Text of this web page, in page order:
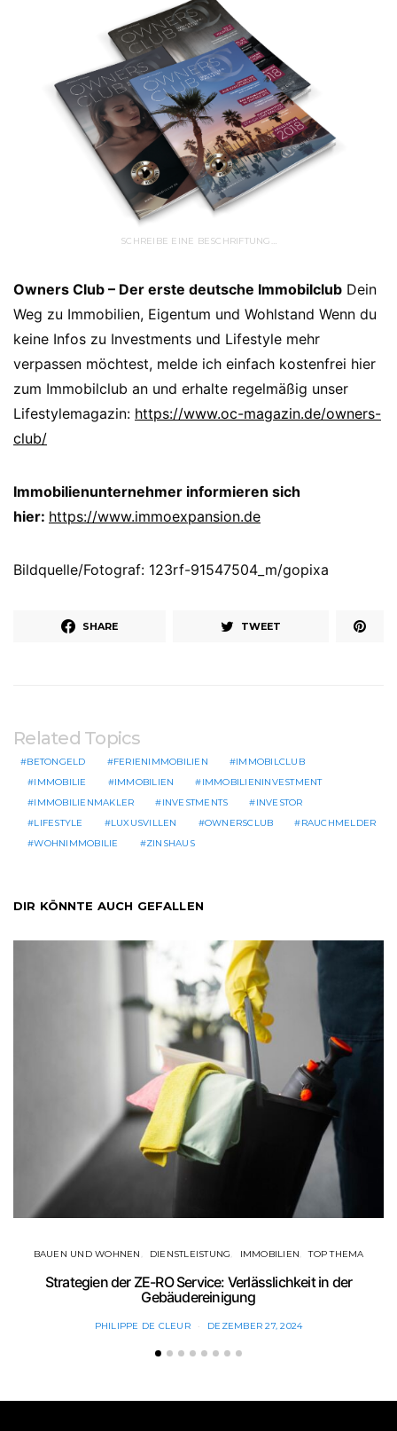
SCHREIBE EINE BESCHRIFTUNG…
Owners Club – Der erste deutsche Immobilclub Dein
Weg zu Immobilien, Eigentum und Wohlstand Wenn du
keine Infos zu Investments und Lifestyle mehr
verpassen möchtest, melde ich einfach kostenfrei hier
zum Immobilclub an und erhalte regelmäßig unser
Lifestylemagazin: https://www.oc-magazin.de/owners-
club/
Immobilienunternehmer informieren sich
hier: https://www.immoexpansion.de
Bildquelle/Fotograf: 123rf-91547504_m/gopixa
SHARE TWEET
Related Topics
BETONGELD FERIENIMMOBILIEN
IMMOBILCLUB
IMMOBILIE
IMMOBILIEN
IMMOBILIENINVESTMENT
IMMOBILIENMAKLER
INVESTMENTS
INVESTOR
LIFESTYLE
LUXUSVILLEN OWNERSCLUB
RAUCHMELDER
WOHNIMMOBILIE
ZINSHAUS
DIR KÖNNTE AUCH GEFALLEN
BAUEN UND WOHNEN DIENSTLEISTUNG IMMOBILIEN TOP THEMA
Strategien der ZE-RO Service: Verlässlichkeit in der
Gebäudereinigung
PHILIPPE DE CLEUR DEZEMBER 27, 2024